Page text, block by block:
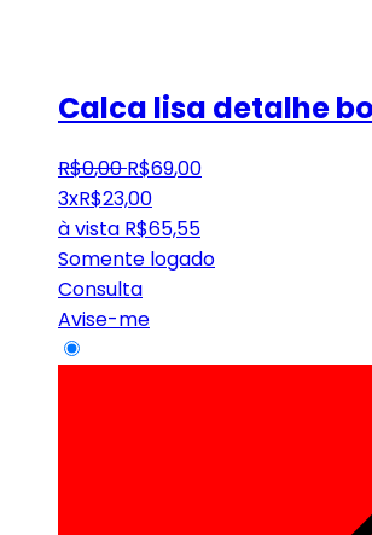
Calca lisa detalhe
R$0,00 R$69,00
3xR$23,00
à vista R$65,55
Somente logado
Consulta
Avise-me